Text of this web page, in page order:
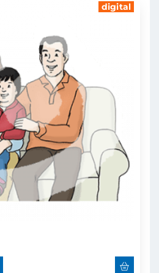
digital